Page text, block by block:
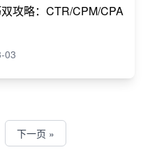
攻略：CTR/CPM/CPA
03
下一页 »